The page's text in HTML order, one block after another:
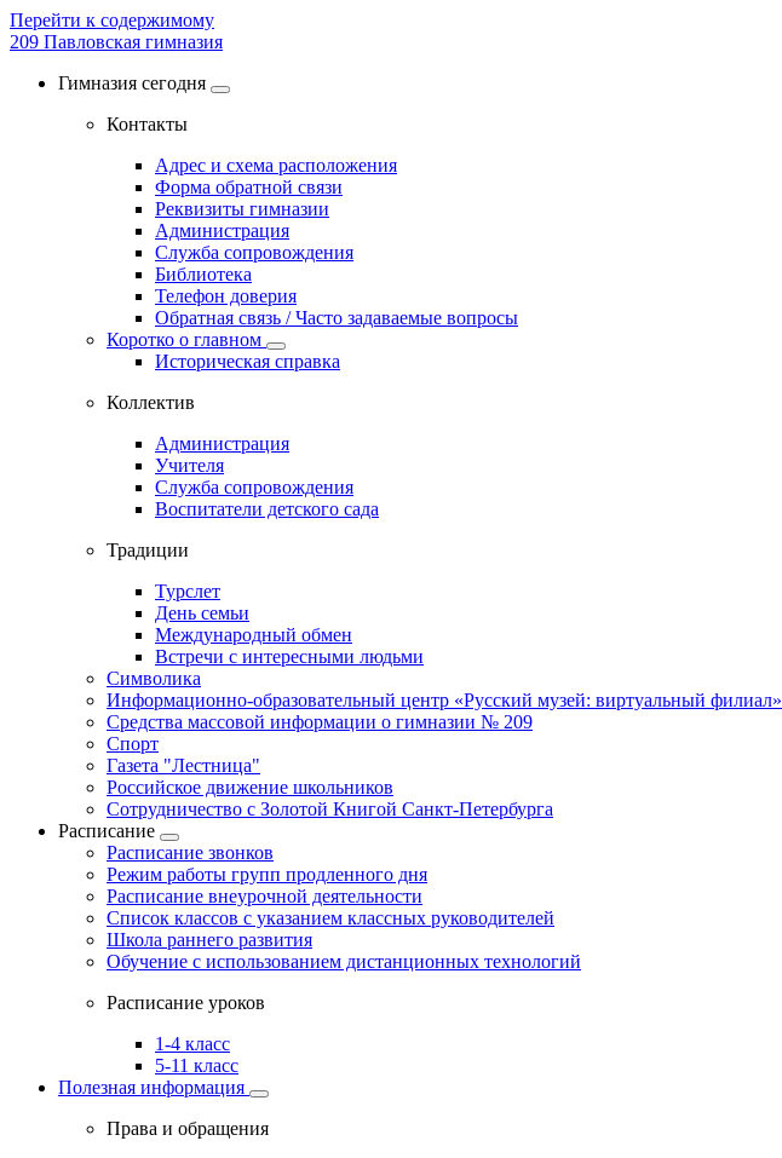
Перейти к содержимому
209 Павловская гимназия
Гимназия сегодня
Контакты
Адрес и схема расположения
Форма обратной связи
Реквизиты гимназии
Администрация
Служба сопровождения
Библиотека
Телефон доверия
Обратная связь / Часто задаваемые вопросы
Коротко о главном
Историческая справка
Коллектив
Администрация
Учителя
Служба сопровождения
Воспитатели детского сада
Традиции
Турслет
День семьи
Международный обмен
Встречи с интересными людьми
Символика
Информационно-образовательный центр «Русский музей: виртуальный филиал»
Средства массовой информации о гимназии № 209
Спорт
Газета "Лестница"
Российское движение школьников
Сотрудничество с Золотой Книгой Санкт-Петербурга
Расписание
Расписание звонков
Режим работы групп продленного дня
Расписание внеурочной деятельности
Список классов с указанием классных руководителей
Школа раннего развития
Обучение с использованием дистанционных технологий
Расписание уроков
1-4 класс
5-11 класс
Полезная информация
Права и обращения